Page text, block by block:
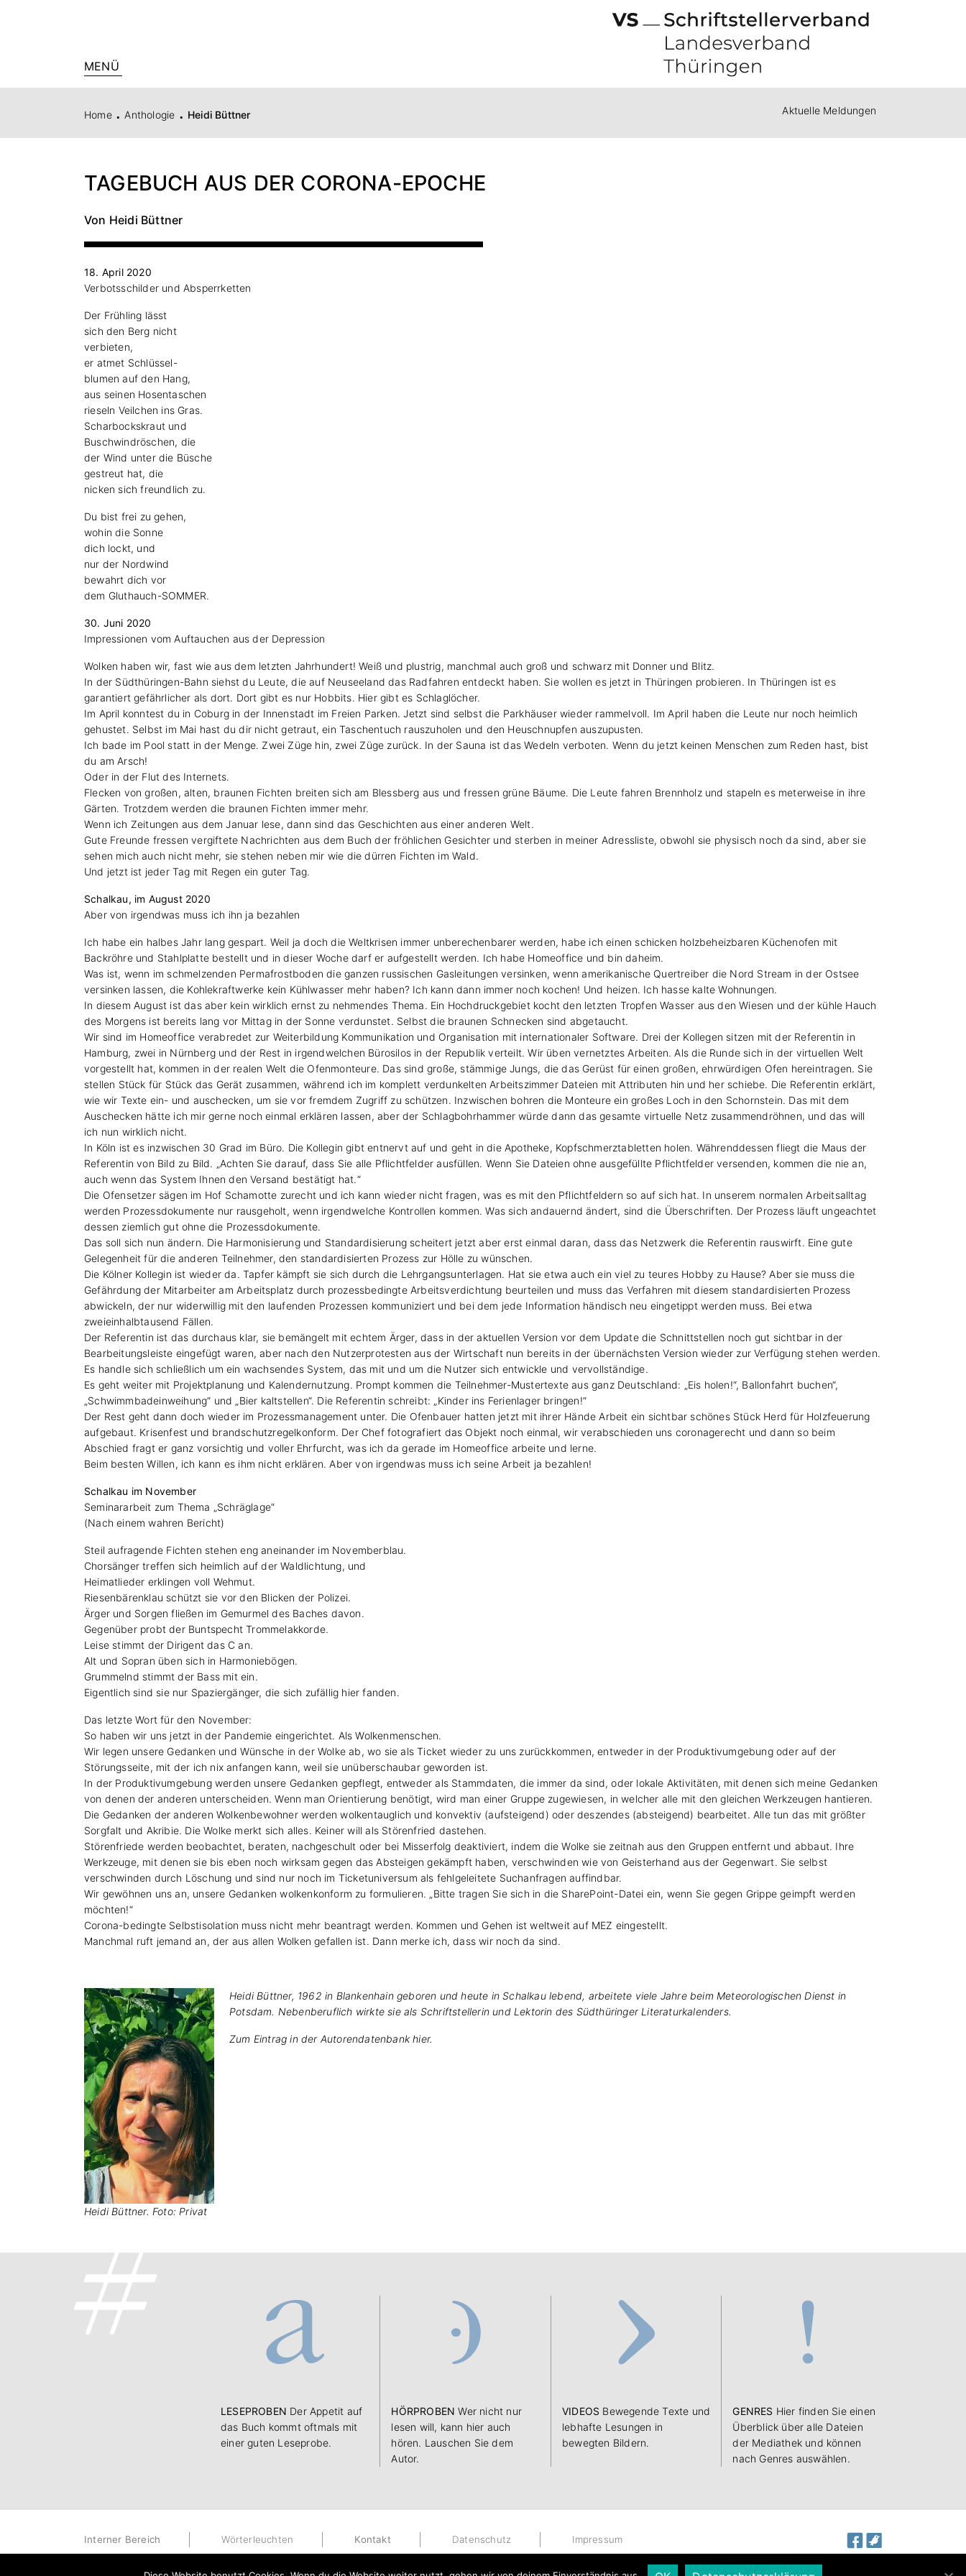
MENÜ
Home . Anthologie . Heidi Büttner Aktuelle Meldungen
TAGEBUCH AUS DER CORONA-EPOCHE
Von Heidi Büttner
18. April 2020
Verbotsschilder und Absperrketten
Der Frühling lässt
sich den Berg nicht
verbieten,
er atmet Schlüssel-
blumen auf den Hang,
aus seinen Hosentaschen
rieseln Veilchen ins Gras.
Scharbockskraut und
Buschwindröschen, die
der Wind unter die Büsche
gestreut hat, die
nicken sich freundlich zu.
Du bist frei zu gehen,
wohin die Sonne
dich lockt, und
nur der Nordwind
bewahrt dich vor
dem Gluthauch-SOMMER.
30. Juni 2020
Impressionen vom Auftauchen aus der Depression
Wolken haben wir, fast wie aus dem letzten Jahrhundert! Weiß und plustrig, manchmal auch groß und schwarz mit Donner und Blitz.
In der Südthüringen-Bahn siehst du Leute, die auf Neuseeland das Radfahren entdeckt haben. Sie wollen es jetzt in Thüringen probieren. In Thüringen ist es
garantiert gefährlicher als dort. Dort gibt es nur Hobbits. Hier gibt es Schlaglöcher.
Im April konntest du in Coburg in der Innenstadt im Freien Parken. Jetzt sind selbst die Parkhäuser wieder rammelvoll. Im April haben die Leute nur noch heimlich
gehustet. Selbst im Mai hast du dir nicht getraut, ein Taschentuch rauszuholen und den Heuschnupfen auszupusten.
Ich bade im Pool statt in der Menge. Zwei Züge hin, zwei Züge zurück. In der Sauna ist das Wedeln verboten. Wenn du jetzt keinen Menschen zum Reden hast, bist
du am Arsch!
Oder in der Flut des Internets.
Flecken von großen, alten, braunen Fichten breiten sich am Blessberg aus und fressen grüne Bäume. Die Leute fahren Brennholz und stapeln es meterweise in ihre
Gärten. Trotzdem werden die braunen Fichten immer mehr.
Wenn ich Zeitungen aus dem Januar lese, dann sind das Geschichten aus einer anderen Welt.
Gute Freunde fressen vergiftete Nachrichten aus dem Buch der fröhlichen Gesichter und sterben in meiner Adressliste, obwohl sie physisch noch da sind, aber sie
sehen mich auch nicht mehr, sie stehen neben mir wie die dürren Fichten im Wald.
Und jetzt ist jeder Tag mit Regen ein guter Tag.
Schalkau, im August 2020
Aber von irgendwas muss ich ihn ja bezahlen
Ich habe ein halbes Jahr lang gespart. Weil ja doch die Weltkrisen immer unberechenbarer werden, habe ich einen schicken holzbeheizbaren Küchenofen mit
Backröhre und Stahlplatte bestellt und in dieser Woche darf er aufgestellt werden. Ich habe Homeoffice und bin daheim.
Was ist, wenn im schmelzenden Permafrostboden die ganzen russischen Gasleitungen versinken, wenn amerikanische Quertreiber die Nord Stream in der Ostsee
versinken lassen, die Kohlekraftwerke kein Kühlwasser mehr haben? Ich kann dann immer noch kochen! Und heizen. Ich hasse kalte Wohnungen.
In diesem August ist das aber kein wirklich ernst zu nehmendes Thema. Ein Hochdruckgebiet kocht den letzten Tropfen Wasser aus den Wiesen und der kühle Hauch
des Morgens ist bereits lang vor Mittag in der Sonne verdunstet. Selbst die braunen Schnecken sind abgetaucht.
Wir sind im Homeoffice verabredet zur Weiterbildung Kommunikation und Organisation mit internationaler Software. Drei der Kollegen sitzen mit der Referentin in
Hamburg, zwei in Nürnberg und der Rest in irgendwelchen Bürosilos in der Republik verteilt. Wir üben vernetztes Arbeiten. Als die Runde sich in der virtuellen Welt
vorgestellt hat, kommen in der realen Welt die Ofenmonteure. Das sind große, stämmige Jungs, die das Gerüst für einen großen, ehrwürdigen Ofen hereintragen. Sie
stellen Stück für Stück das Gerät zusammen, während ich im komplett verdunkelten Arbeitszimmer Dateien mit Attributen hin und her schiebe. Die Referentin erklärt,
wie wir Texte ein- und auschecken, um sie vor fremdem Zugriff zu schützen. Inzwischen bohren die Monteure ein großes Loch in den Schornstein. Das mit dem
Auschecken hätte ich mir gerne noch einmal erklären lassen, aber der Schlagbohrhammer würde dann das gesamte virtuelle Netz zusammendröhnen, und das will
ich nun wirklich nicht.
In Köln ist es inzwischen 30 Grad im Büro. Die Kollegin gibt entnervt auf und geht in die Apotheke, Kopfschmerztabletten holen. Währenddessen fliegt die Maus der
Referentin von Bild zu Bild. „Achten Sie darauf, dass Sie alle Pflichtfelder ausfüllen. Wenn Sie Dateien ohne ausgefüllte Pflichtfelder versenden, kommen die nie an,
auch wenn das System Ihnen den Versand bestätigt hat.“
Die Ofensetzer sägen im Hof Schamotte zurecht und ich kann wieder nicht fragen, was es mit den Pflichtfeldern so auf sich hat. In unserem normalen Arbeitsalltag
werden Prozessdokumente nur rausgeholt, wenn irgendwelche Kontrollen kommen. Was sich andauernd ändert, sind die Überschriften. Der Prozess läuft ungeachtet
dessen ziemlich gut ohne die Prozessdokumente.
Das soll sich nun ändern. Die Harmonisierung und Standardisierung scheitert jetzt aber erst einmal daran, dass das Netzwerk die Referentin rauswirft. Eine gute
Gelegenheit für die anderen Teilnehmer, den standardisierten Prozess zur Hölle zu wünschen.
Die Kölner Kollegin ist wieder da. Tapfer kämpft sie sich durch die Lehrgangsunterlagen. Hat sie etwa auch ein viel zu teures Hobby zu Hause? Aber sie muss die
Gefährdung der Mitarbeiter am Arbeitsplatz durch prozessbedingte Arbeitsverdichtung beurteilen und muss das Verfahren mit diesem standardisierten Prozess
abwickeln, der nur widerwillig mit den laufenden Prozessen kommuniziert und bei dem jede Information händisch neu eingetippt werden muss. Bei etwa
zweieinhalbtausend Fällen.
Der Referentin ist das durchaus klar, sie bemängelt mit echtem Ärger, dass in der aktuellen Version vor dem Update die Schnittstellen noch gut sichtbar in der
Bearbeitungsleiste eingefügt waren, aber nach den Nutzerprotesten aus der Wirtschaft nun bereits in der übernächsten Version wieder zur Verfügung stehen werden.
Es handle sich schließlich um ein wachsendes System, das mit und um die Nutzer sich entwickle und vervollständige.
Es geht weiter mit Projektplanung und Kalendernutzung. Prompt kommen die Teilnehmer-Mustertexte aus ganz Deutschland: „Eis holen!“, Ballonfahrt buchen“,
„Schwimmbadeinweihung“ und „Bier kaltstellen“. Die Referentin schreibt: „Kinder ins Ferienlager bringen!“
Der Rest geht dann doch wieder im Prozessmanagement unter. Die Ofenbauer hatten jetzt mit ihrer Hände Arbeit ein sichtbar schönes Stück Herd für Holzfeuerung
aufgebaut. Krisenfest und brandschutzregelkonform. Der Chef fotografiert das Objekt noch einmal, wir verabschieden uns coronagerecht und dann so beim
Abschied fragt er ganz vorsichtig und voller Ehrfurcht, was ich da gerade im Homeoffice arbeite und lerne.
Beim besten Willen, ich kann es ihm nicht erklären. Aber von irgendwas muss ich seine Arbeit ja bezahlen!
Schalkau im November
Seminararbeit zum Thema „Schräglage“
(Nach einem wahren Bericht)
Steil aufragende Fichten stehen eng aneinander im Novemberblau.
Chorsänger treffen sich heimlich auf der Waldlichtung, und
Heimatlieder erklingen voll Wehmut.
Riesenbärenklau schützt sie vor den Blicken der Polizei.
Ärger und Sorgen fließen im Gemurmel des Baches davon.
Gegenüber probt der Buntspecht Trommelakkorde.
Leise stimmt der Dirigent das C an.
Alt und Sopran üben sich in Harmoniebögen.
Grummelnd stimmt der Bass mit ein.
Eigentlich sind sie nur Spaziergänger, die sich zufällig hier fanden.
Das letzte Wort für den November:
So haben wir uns jetzt in der Pandemie eingerichtet. Als Wolkenmenschen.
Wir legen unsere Gedanken und Wünsche in der Wolke ab, wo sie als Ticket wieder zu uns zurückkommen, entweder in der Produktivumgebung oder auf der
Störungsseite, mit der ich nix anfangen kann, weil sie unüberschaubar geworden ist.
In der Produktivumgebung werden unsere Gedanken gepflegt, entweder als Stammdaten, die immer da sind, oder lokale Aktivitäten, mit denen sich meine Gedanken
von denen der anderen unterscheiden. Wenn man Orientierung benötigt, wird man einer Gruppe zugewiesen, in welcher alle mit den gleichen Werkzeugen hantieren.
Die Gedanken der anderen Wolkenbewohner werden wolkentauglich und konvektiv (aufsteigend) oder deszendes (absteigend) bearbeitet. Alle tun das mit größter
Sorgfalt und Akribie. Die Wolke merkt sich alles. Keiner will als Störenfried dastehen.
Störenfriede werden beobachtet, beraten, nachgeschult oder bei Misserfolg deaktiviert, indem die Wolke sie zeitnah aus den Gruppen entfernt und abbaut. Ihre
Werkzeuge, mit denen sie bis eben noch wirksam gegen das Absteigen gekämpft haben, verschwinden wie von Geisterhand aus der Gegenwart. Sie selbst
verschwinden durch Löschung und sind nur noch im Ticketuniversum als fehlgeleitete Suchanfragen auffindbar.
Wir gewöhnen uns an, unsere Gedanken wolkenkonform zu formulieren. „Bitte tragen Sie sich in die SharePoint-Datei ein, wenn Sie gegen Grippe geimpft werden
möchten!“
Corona-bedingte Selbstisolation muss nicht mehr beantragt werden. Kommen und Gehen ist weltweit auf MEZ eingestellt.
Manchmal ruft jemand an, der aus allen Wolken gefallen ist. Dann merke ich, dass wir noch da sind.
Heidi Büttner. Foto: Privat
Heidi Büttner, 1962 in Blankenhain geboren und heute in Schalkau lebend, arbeitete viele Jahre beim Meteorologischen Dienst in
Potsdam. Nebenberuflich wirkte sie als Schriftstellerin und Lektorin des Südthüringer Literaturkalenders.
Zum Eintrag in der Autorendatenbankhier.
LESEPROBEN Der Appetit auf
das Buch kommt oftmals mit
einer guten Leseprobe.
HÖRPROBEN Wer nicht nur
lesen will, kann hier auch
hören. Lauschen Sie dem
Autor.
VIDEOS Bewegende Texte und
lebhafte Lesungen in
bewegten Bildern.
GENRES Hier finden Sie einen
Überblick über alle Dateien
der Mediathek und können
nach Genres auswählen.
Interner Bereich Wörterleuchten Kontakt Datenschutz Impressum